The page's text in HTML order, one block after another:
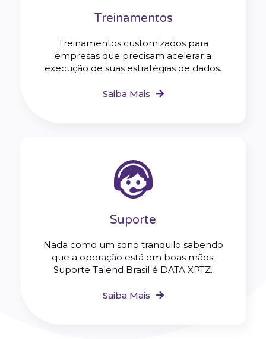
Treinamentos
Treinamentos customizados para
empresas que precisam acelerar a
execução de suas estratégias de dados.
Saiba Mais
Suporte
Nada como um sono tranquilo sabendo
que a operação está em boas mãos.
Suporte Talend Brasil é DATA XPTZ.
Saiba Mais